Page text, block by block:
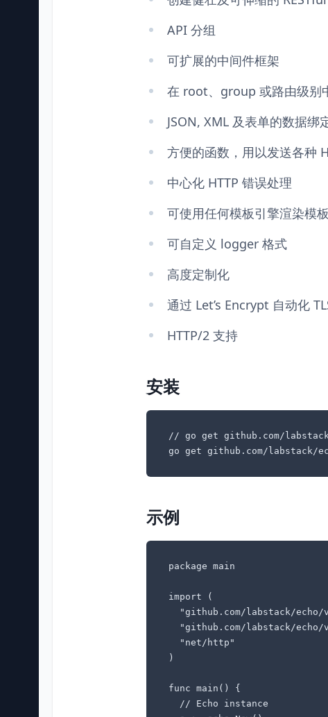
API 分组
可扩展的中间件框架
在 root、group 或路由级别
JSON, XML 及表单的数据绑
方便的函数，用以发送各种
中心化 HTTP 错误处理
可使用任何模板引擎渲染模板
可自定义 logger 格式
高度定制化
通过 Let’s Encrypt 自动化
HTTP/2 支持
安装
// go get github.com/
go get github.com/labstack/
示例
package main
import (
"github.com/labstack/echo/
"github.com/labstack/echo/
  "net/http"
)
func main() {
  // Echo instance